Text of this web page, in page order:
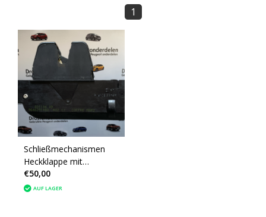
1
Schließmechanismen
Heckklappe mit
Artikelnummer
9646091480 Peugeot
€50,00
AUF LAGER